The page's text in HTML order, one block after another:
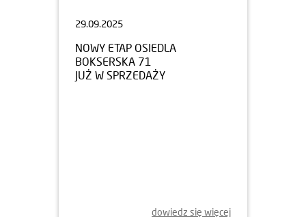
NOWY ETAP OSIEDLA
BOKSERSKA 71
JUŻ W SPRZEDAŻY
dowiedz się więcej